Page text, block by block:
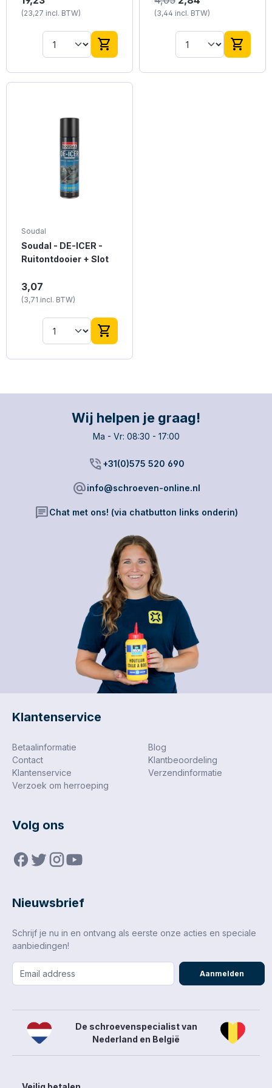
professionele kwaliteit.
(23,27 incl. BTW)
shopping_cart
(3,44 incl. BTW)
shopping_cart
Soudal
Soudal - DE-ICER -
Ruitontdooier + Slot
Soudal DE-ICER van
professionele kwaliteit.
3,07
(3,71 incl. BTW)
shopping_cart
Wij helpen je graag!
Ma - Vr: 08:30 - 17:00
phone_in_talk+31(0)575 520 690
alternate_emailinfo@schroeven-online.nl
chatChat met ons! (via chatbutton links onderin)
Klantenservice
Betaalinformatie
Blog
Contact
Klantbeoordeling
Klantenservice
Verzendinformatie
Verzoek om herroeping
Volg ons
Nieuwsbrief
Schrijf je nu in en ontvang als eerste onze acties en speciale
aanbiedingen!
Aanmelden
De schroevenspecialist van
Nederland en België